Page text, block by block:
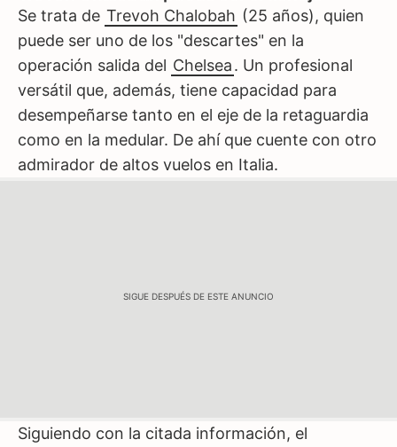
Se trata de Trevoh Chalobah (25 años), quien
puede ser uno de los "descartes" en la
operación salida del Chelsea. Un profesional
versátil que, además, tiene capacidad para
desempeñarse tanto en el eje de la retaguardia
como en la medular. De ahí que cuente con otro
admirador de altos vuelos en Italia.
SIGUE DESPUÉS DE ESTE ANUNCIO
Siguiendo con la citada información, el